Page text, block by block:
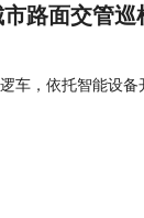
路面交管巡
车，依托智能设